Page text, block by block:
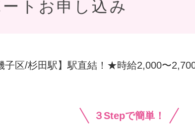
トお申し込み
子区/杉田駅】駅直結！★時給2,000〜
３Stepで簡単！